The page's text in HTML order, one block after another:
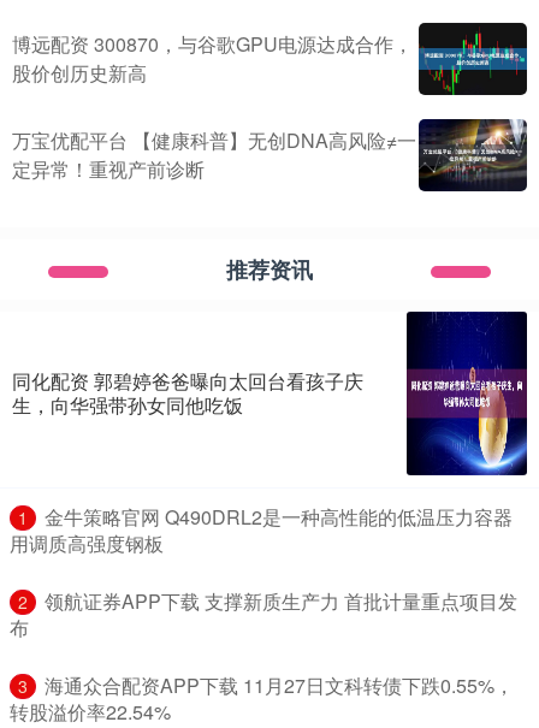
博远配资 300870，与谷歌GPU电源达成合作，
股价创历史新高
万宝优配平台 【健康科普】无创DNA高风险≠一
定异常！重视产前诊断
推荐资讯
同化配资 郭碧婷爸爸曝向太回台看孩子庆
生，向华强带孙女同他吃饭
1
​金牛策略官网 Q490DRL2是一种高性能的低温压力容器
用调质高强度钢板
2
​领航证券APP下载 支撑新质生产力 首批计量重点项目发
布
3
​海通众合配资APP下载 11月27日文科转债下跌0.55%，
转股溢价率22.54%